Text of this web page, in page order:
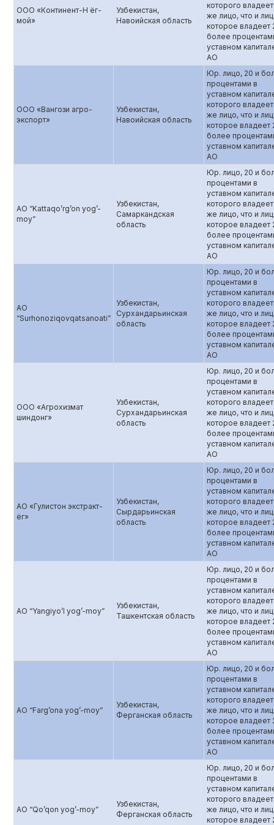
ООО «Континент-Н ёг-
мой»
Узбекистан,
Навоийская область
которого
же лицо, что и
которое владеет
более
уставном
АО
ООО «Вангози агро-
экспорт»
Узбекистан,
Навоийская область
Юр. лицо, 20 и
процентами в
уставном
которого
же лицо, что и
которое владеет
более
уставном
АО
АО “Kattaqo’rg’on yog’-
moy”
Узбекистан,
Самаркандская
область‎
Юр. лицо, 20 и
процентами в
уставном
которого
же лицо, что и
которое владеет
более
уставном
АО
AO
“Surhonoziqovqatsanoati”
Узбекистан,
Сурхандарьинская
область
Юр. лицо, 20 и
процентами в
уставном
которого
же лицо, что и
которое владеет
более
уставном
АО
OOO «Агрохизмат
шиндонг»
Узбекистан,
Сурхандарьинская
область
Юр. лицо, 20 и
процентами в
уставном
которого
же лицо, что и
которое владеет
более
уставном
АО
АО «Гулистон экстракт-
ёг»
Узбекистан,
Сырдарьинская
область‎
Юр. лицо, 20 и
процентами в
уставном
которого
же лицо, что и
которое владеет
более
уставном
АО
АО “Yangiyo’l yog’-moy”
Узбекистан,
Ташкентская область
Юр. лицо, 20 и
процентами в
уставном
которого
же лицо, что и
которое владеет
более
уставном
АО
AO “Farg’ona yog’-moy”
Узбекистан,
Ферганская область
Юр. лицо, 20 и
процентами в
уставном
которого
же лицо, что и
которое владеет
более
уставном
АО
AO “Qo’qon yog’-moy”
Узбекистан,
Ферганская область
Юр. лицо, 20 и
процентами в
уставном
которого
же лицо, что и
которое владеет